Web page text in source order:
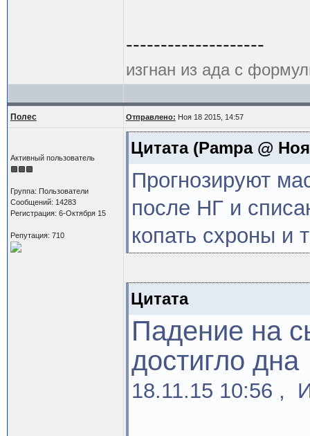
--------------------
изгнан из ада с
Полес Отправлено: Ноя 18 2015, 14:57
Активный пользователь
Группа: Пользователи
Сообщений: 14283
Регистрация: 6-Октября 15
Репутация: 710
Цитата(Pampa @
Прогнозируют
после НГ и
копать схроны и
Цитата
Падение на
достигло дна
18.11.15 10:56 ,